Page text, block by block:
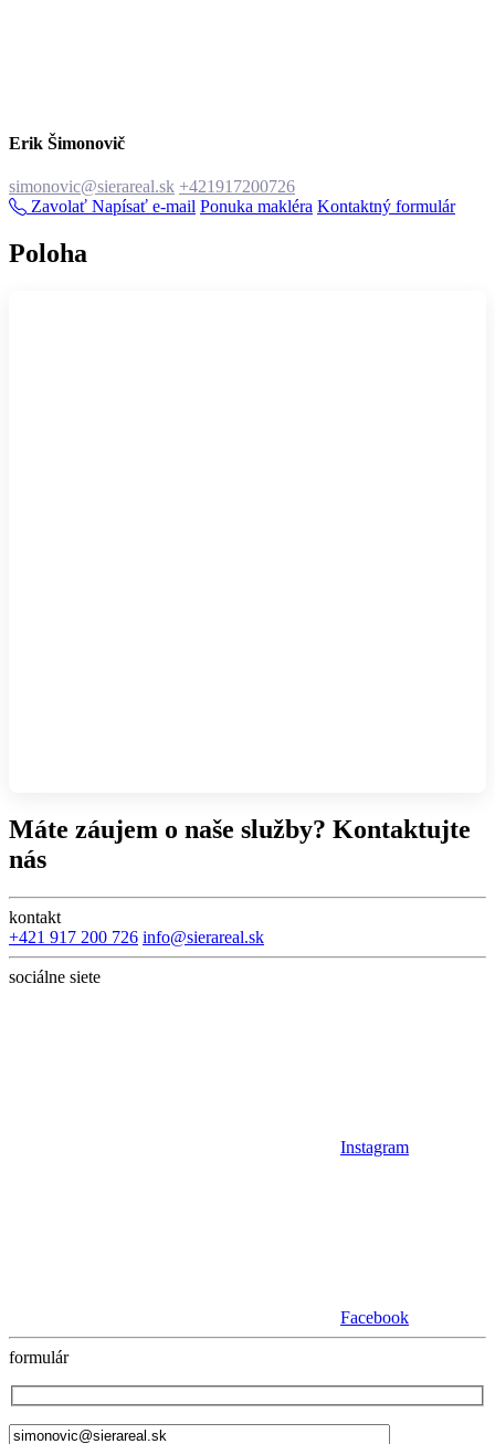
Erik Šimonovič
simonovic@sierareal.sk +421917200726
Zavolať Napísať e-mail Ponuka makléra Kontaktný formulár
Poloha
Máte záujem o naše služby? Kontaktujte
nás
kontakt
+421 917 200 726 info@sierareal.sk
sociálne siete
Instagram
Facebook
formulár